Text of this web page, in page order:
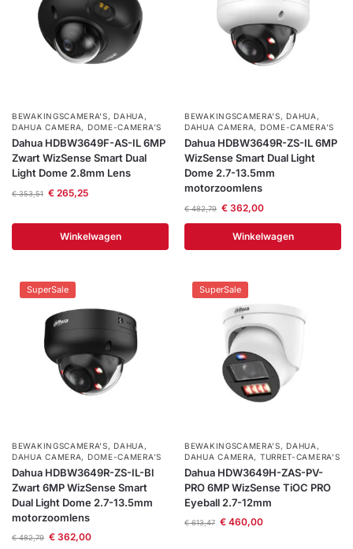
BEWAKINGSCAMERA'S, DAHUA ,
DAHUA CAMERA, DOME-CAMERA’S
Dahua HDBW3649F-AS-IL 6MP
Zwart WizSense Smart Dual
Light Dome 2.8mm Lens
€353,51 €265,25
Winkelwagen
BEWAKINGSCAMERA'S, DAHUA ,
DAHUA CAMERA, DOME-CAMERA’S
Dahua HDBW3649R-ZS-IL 6MP
WizSense Smart Dual Light
Dome 2.7-13.5mm
motorzoomlens
€482,79 €362,00
Winkelwagen
SuperSale
BEWAKINGSCAMERA'S,DAHUA ,
DAHUA CAMERA, DOME-CAMERA’S
Dahua HDBW3649R-ZS-IL-Bl
Zwart 6MP WizSense Smart
Dual Light Dome 2.7-13.5mm
motorzoomlens
€482,79 €362,00
SuperSale
BEWAKINGSCAMERA'S,DAHUA ,
DAHUA CAMERA, TURRET-CAMERA'S
Dahua HDW3649H-ZAS-PV-
PRO 6MP WizSense TiOC PRO
Eyeball 2.7-12mm
€613,47 €460,00